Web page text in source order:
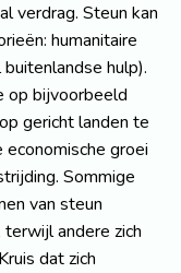
verdrag. Steun kan
humanitaire
hulp).
op bijvoorbeeld
gericht landen te
groei
Sommige
van steun
andere zich
dat zich